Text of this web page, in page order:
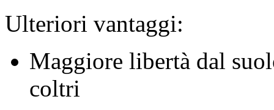
Ulteriori vantaggi:
Maggiore libertà dal
coltri